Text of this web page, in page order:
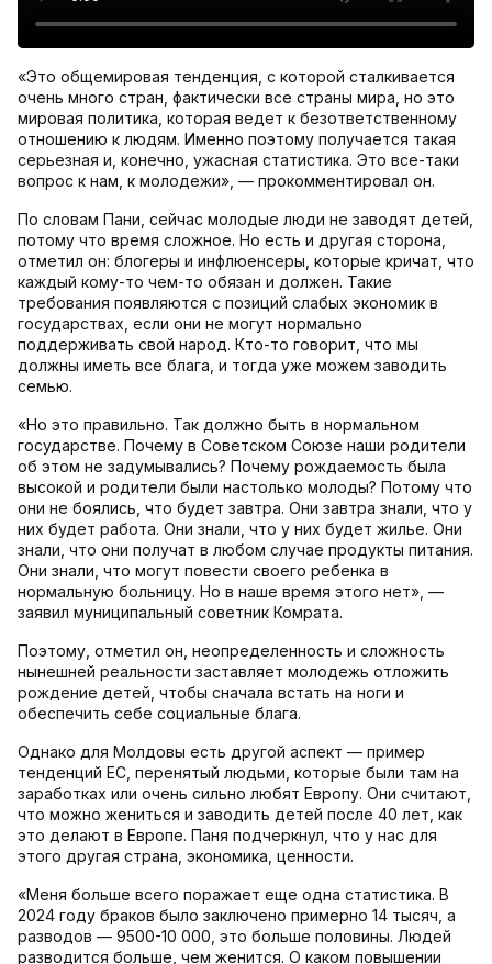
«Это общемировая тенденция, с которой сталкивается
очень много стран, фактически все страны мира, но это
мировая политика, которая ведет к безответственному
отношению к людям. Именно поэтому получается такая
серьезная и, конечно, ужасная статистика. Это все-таки
вопрос к нам, к молодежи», — прокомментировал он.
По словам Пани, сейчас молодые люди не заводят детей,
потому что время сложное. Но есть и другая сторона,
отметил он: блогеры и инфлюенсеры, которые кричат, что
каждый кому-то чем-то обязан и должен. Такие
требования появляются с позиций слабых экономик в
государствах, если они не могут нормально
поддерживать свой народ. Кто-то говорит, что мы
должны иметь все блага, и тогда уже можем заводить
семью.
«Но это правильно. Так должно быть в нормальном
государстве. Почему в Советском Союзе наши родители
об этом не задумывались? Почему рождаемость была
высокой и родители были настолько молоды? Потому что
они не боялись, что будет завтра. Они завтра знали, что у
них будет работа. Они знали, что у них будет жилье. Они
знали, что они получат в любом случае продукты питания.
Они знали, что могут повести своего ребенка в
нормальную больницу. Но в наше время этого нет», —
заявил муниципальный советник Комрата.
Поэтому, отметил он, неопределенность и сложность
нынешней реальности заставляет молодежь отложить
рождение детей, чтобы сначала встать на ноги и
обеспечить себе социальные блага.
Однако для Молдовы есть другой аспект — пример
тенденций ЕС, перенятый людьми, которые были там на
заработках или очень сильно любят Европу. Они считают,
что можно жениться и заводить детей после 40 лет, как
это делают в Европе. Паня подчеркнул, что у нас для
этого другая страна, экономика, ценности.
«Меня больше всего поражает еще одна статистика. В
2024 году браков было заключено примерно 14 тысяч, а
разводов — 9500-10 000, это больше половины. Людей
разводится больше, чем женится. О каком повышении